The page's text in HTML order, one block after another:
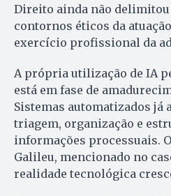
Direito ainda não
contornos éticos da
exercício profissional da
A própria utilização de IA
está em fase de
Sistemas automatizados
triagem, organização e
informações processuais.
Galileu, mencionado no
realidade tecnológica